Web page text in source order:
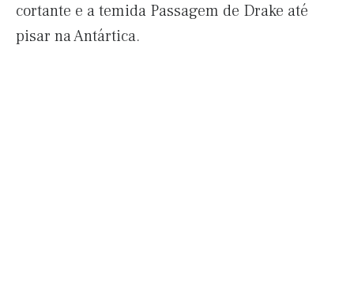
cortante e a temida Passagem de Drake até
pisar na Antártica.